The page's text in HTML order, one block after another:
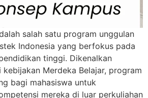
salah satu program unggulan
Indonesia yang berfokus pada
tinggi. Dikenalkan
Merdeka Belajar, program
bagi mahasiswa untuk
mereka di luar perkuliahan